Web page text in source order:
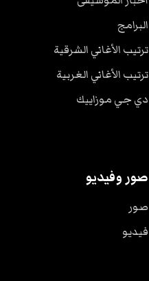
البرامج
ترتيب الأغاني الشرقية
ترتيب الأغاني الغربية
دي جي موزاييك
صور وفيديو
صور
فيديو